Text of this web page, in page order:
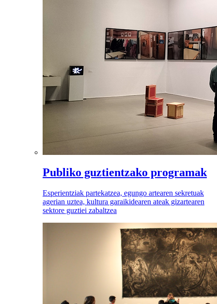
Publiko guztientzako programak
Esperientziak partekatzea, egungo artearen sekretuak
agerian uztea, kultura garaikidearen ateak gizartearen
sektore guztiei zabaltzea